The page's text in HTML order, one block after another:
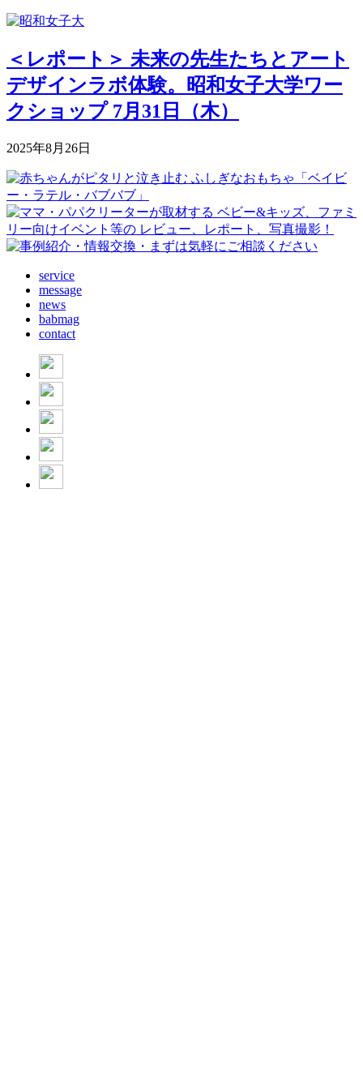
＜レポート＞ 未来の先生たちとアート
デザインラボ体験。昭和女子大学ワー
クショップ 7月31日（木）
2025年8月26日
service
message
news
babmag
contact